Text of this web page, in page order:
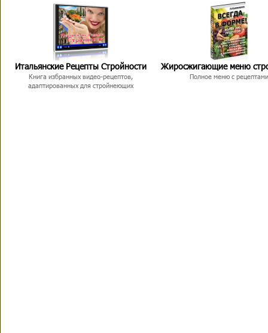
Итальянские Рецепты Стройности
Книга избранных видео-рецептов,
адаптированных для стройнеющих
Жиросжигающие меню
Полное меню с рецептами